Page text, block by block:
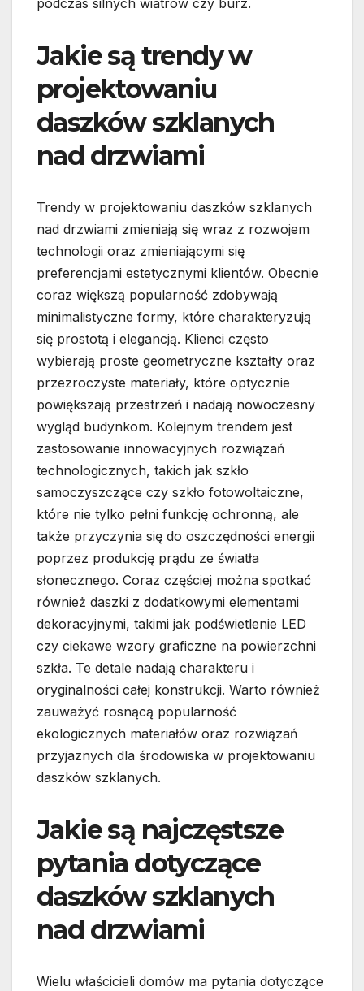
podczas silnych wiatrów czy burz.
Jakie są trendy w
projektowaniu
daszków szklanych
nad drzwiami
Trendy w projektowaniu daszków szklanych
nad drzwiami zmieniają się wraz z rozwojem
technologii oraz zmieniającymi się
preferencjami estetycznymi klientów. Obecnie
coraz większą popularność zdobywają
minimalistyczne formy, które charakteryzują
się prostotą i elegancją. Klienci często
wybierają proste geometryczne kształty oraz
przezroczyste materiały, które optycznie
powiększają przestrzeń i nadają nowoczesny
wygląd budynkom. Kolejnym trendem jest
zastosowanie innowacyjnych rozwiązań
technologicznych, takich jak szkło
samoczyszczące czy szkło fotowoltaiczne,
które nie tylko pełni funkcję ochronną, ale
także przyczynia się do oszczędności energii
poprzez produkcję prądu ze światła
słonecznego. Coraz częściej można spotkać
również daszki z dodatkowymi elementami
dekoracyjnymi, takimi jak podświetlenie LED
czy ciekawe wzory graficzne na powierzchni
szkła. Te detale nadają charakteru i
oryginalności całej konstrukcji. Warto również
zauważyć rosnącą popularność
ekologicznych materiałów oraz rozwiązań
przyjaznych dla środowiska w projektowaniu
daszków szklanych.
Jakie są najczęstsze
pytania dotyczące
daszków szklanych
nad drzwiami
Wielu właścicieli domów ma pytania dotyczące